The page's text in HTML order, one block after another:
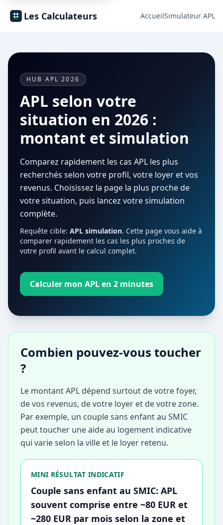
Les Calculateurs AccueilSimulateur APL
HUB APL 2026
APL selon votre
situation en 2026 :
montant et simulation
Comparez rapidement les cas APL les plus
recherchés selon votre profil, votre loyer et vos
revenus. Choisissez la page la plus proche de
votre situation, puis lancez votre simulation
complète.
Requête cible: APL simulation. Cette page vous aide à
comparer rapidement les cas les plus proches de
votre profil avant le calcul complet.
Calculer mon APL en 2 minutes
Combien pouvez-vous toucher
?
Le montant APL dépend surtout de votre foyer,
de vos revenus, de votre loyer et de votre zone.
Par exemple, un couple sans enfant au SMIC
peut toucher une aide au logement indicative
qui varie selon la ville et le loyer retenu.
MINI RÉSULTAT INDICATIF
Couple sans enfant au SMIC: APL
souvent comprise entre ~80 EUR et
~280 EUR par mois selon la zone et